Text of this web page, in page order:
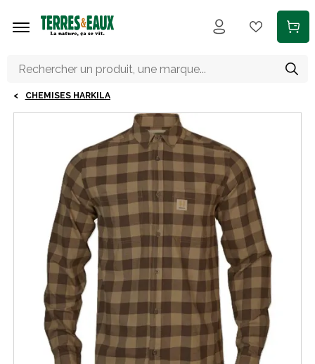
CHEMISES HARKILA